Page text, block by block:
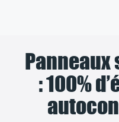
Panneaux
: 100%